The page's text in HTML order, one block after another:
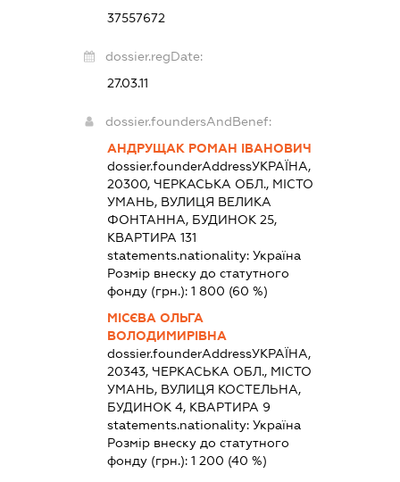
37557672
dossier.regDate:
27.03.11
dossier.foundersAndBenef:
АНДРУЩАК РОМАН ІВАНОВИЧ
dossier.founderAddressУКРАЇНА,
20300, ЧЕРКАСЬКА ОБЛ., МІСТО
УМАНЬ, ВУЛИЦЯ ВЕЛИКА
ФОНТАННА, БУДИНОК 25,
КВАРТИРА 131
statements.nationality: Україна
Розмір внеску до статутного
фонду (грн.): 1 800 (60 %)
МІСЄВА ОЛЬГА
ВОЛОДИМИРІВНА
dossier.founderAddressУКРАЇНА,
20343, ЧЕРКАСЬКА ОБЛ., МІСТО
УМАНЬ, ВУЛИЦЯ КОСТЕЛЬНА,
БУДИНОК 4, КВАРТИРА 9
statements.nationality: Україна
Розмір внеску до статутного
фонду (грн.): 1 200 (40 %)